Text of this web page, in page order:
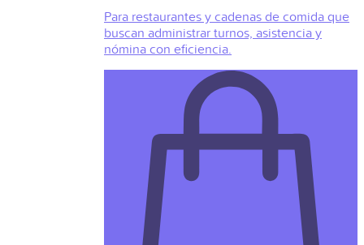
Para restaurantes y cadenas de comida que
buscan administrar turnos, asistencia y
nómina con eficiencia.